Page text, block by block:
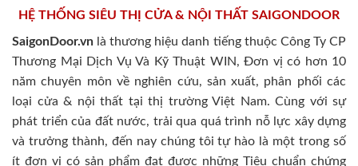
HỆ THỐNG SIÊU THỊ CỬA & NỘI THẤT SAIGONDOOR
SaigonDoor.vn là thương hiệu danh tiếng thuộc Công Ty CP
Thương Mại Dịch Vụ Và Kỹ Thuật WIN, Đơn vị có hơn 10
năm chuyên môn về nghiên cứu, sản xuất, phân phối các
loại cửa & nội thất tại thị trường Việt Nam. Cùng với sự
phát triển của đất nước, trải qua quá trình nỗ lực xây dựng
và trưởng thành, đến nay chúng tôi tự hào là một trong số
ít đơn vị có sản phẩm đạt được những Tiêu chuẩn chứng